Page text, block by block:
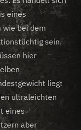
eines
wie bei dem
sein.
hier
liegt
ultraleichten
eines
aber